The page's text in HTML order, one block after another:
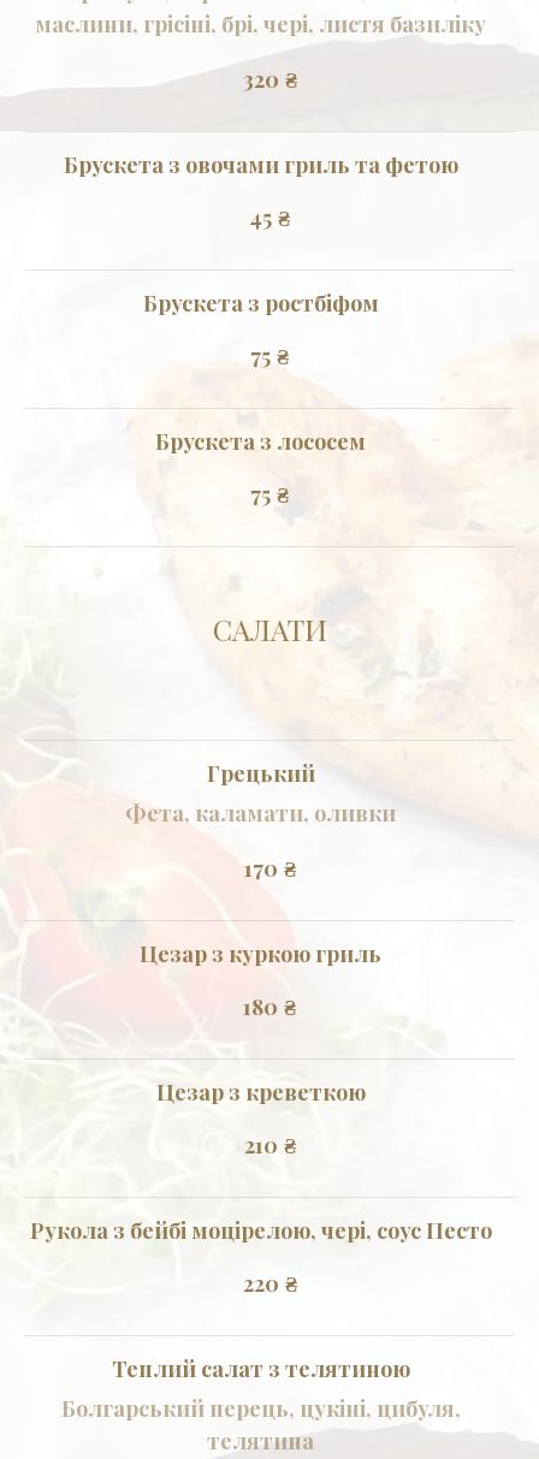
маслини, грісіні, брі, чері, листя базиліку
320 ₴
Брускета з овочами гриль та фетою
45 ₴
Брускета з ростбіфом
75 ₴
Брускета з лососем
75 ₴
САЛАТИ
Грецький
Фета, каламати, оливки
170 ₴
Цезар з куркою гриль
180 ₴
Цезар з креветкою
210 ₴
Рукола з бейбі моцірелою, чері, соус Песто
220 ₴
Теплий салат з телятиною
Болгарський перець, цукіні, цибуля,
телятина